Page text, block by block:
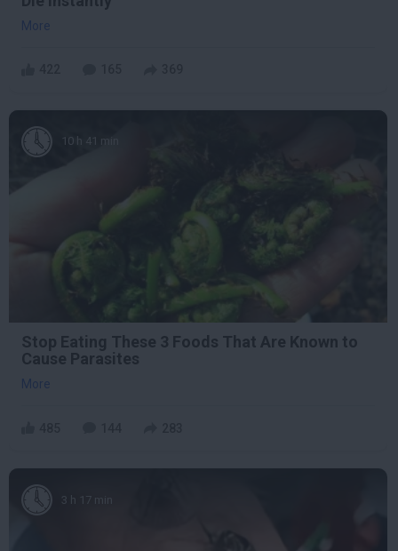
More
10 h 41 min
Stop Eating These 3 Foods That Are Known to
Cause Parasites
More
3 h 17 min